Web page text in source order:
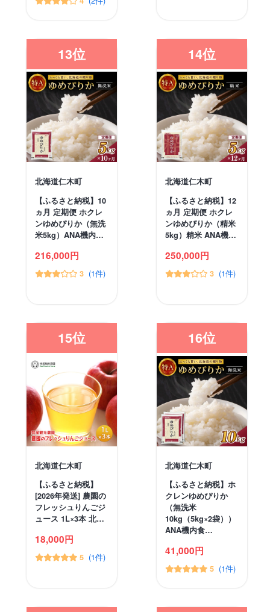
13位
北海道仁木町
【ふるさと納税】10
ヵ月 定期便 ホクレ
ンゆめぴりか（無洗
米5kg）ANA機内…
216,000円
3 (1件)
14位
北海道仁木町
【ふるさと納税】12
ヵ月 定期便 ホクレ
ンゆめぴりか（精米
5kg）精米 ANA機…
250,000円
3 (1件)
15位
北海道仁木町
【ふるさと納税】
[2026年発送] 農園の
フレッシュりんごジ
ュース 1L×3本 北…
18,000円
5 (1件)
16位
北海道仁木町
【ふるさと納税】ホ
クレンゆめぴりか
（無洗米
10kg（5kg×2袋））
ANA機内食…
41,000円
5 (1件)